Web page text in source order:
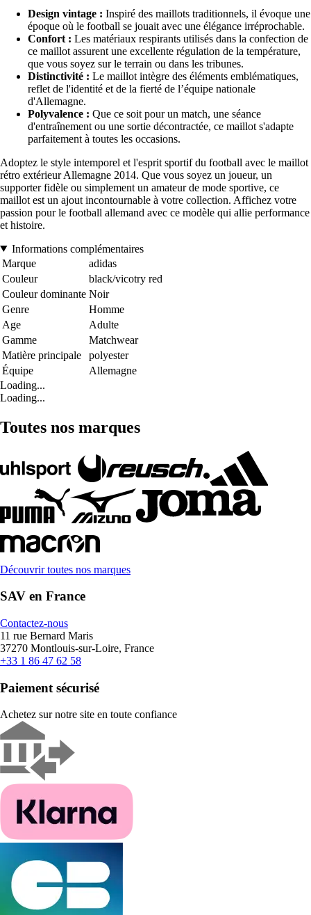
Design vintage : Inspiré des maillots traditionnels, il évoque une
époque où le football se jouait avec une élégance irréprochable.
Confort : Les matériaux respirants utilisés dans la confection de
ce maillot assurent une excellente régulation de la température,
que vous soyez sur le terrain ou dans les tribunes.
Distinctivité : Le maillot intègre des éléments emblématiques,
reflet de l'identité et de la fierté de l’équipe nationale
d'Allemagne.
Polyvalence : Que ce soit pour un match, une séance
d'entraînement ou une sortie décontractée, ce maillot s'adapte
parfaitement à toutes les occasions.
Adoptez le style intemporel et l'esprit sportif du football avec le maillot
rétro extérieur Allemagne 2014. Que vous soyez un joueur, un
supporter fidèle ou simplement un amateur de mode sportive, ce
maillot est un ajout incontournable à votre collection. Affichez votre
passion pour le football allemand avec ce modèle qui allie performance
et histoire.
Informations complémentaires
Marque
adidas
Couleur
black/vicotry red
Couleur dominante Noir
Genre
Homme
Age
Adulte
Gamme
Matchwear
Matière principale
polyester
Équipe
Allemagne
Loading...
Loading...
Toutes nos marques
Découvrir toutes nos marques
SAV en France
Contactez-nous
11 rue Bernard Maris
37270 Montlouis-sur-Loire, France
+33 1 86 47 62 58
Paiement sécurisé
Achetez sur notre site en toute confiance